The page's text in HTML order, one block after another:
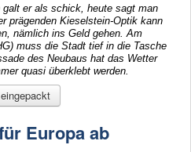
galt er als schick, heute sagt man
prägenden Kieselstein-Optik kann
nämlich ins Geld gehen. Am
muss die Stadt tief in die Tasche
des Neubaus hat das Wetter
quasi überklebt werden.
Europa ab